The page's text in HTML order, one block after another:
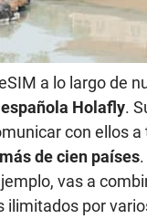
a lo largo de
Holafly.
con ellos
de cien países
vas a
ilimitados por